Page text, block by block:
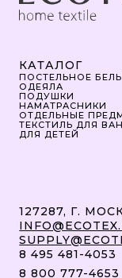
КАТАЛОГ
ПОСТЕЛЬНОЕ
ОДЕЯЛА
ПОДУШКИ
НАМАТРАСНИКИ
ОТДЕЛЬНЫЕ
ТЕКСТИЛЬ ДЛЯ
ДЛЯ ДЕТЕЙ
127287, Г.
8 495 481-4053
8 800 777-4653